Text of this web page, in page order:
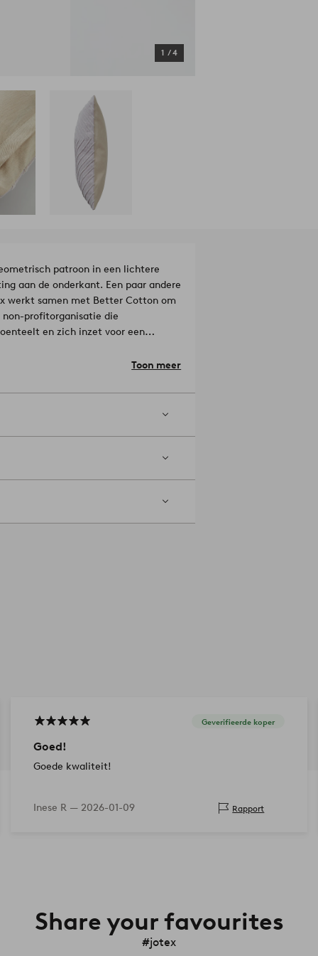
1 /4
patroon in een lichtere
aan de onderkant. Een paar andere
werkt samen met Better Cotton om
profitorganisatie die
en zich inzet voor een
Door voor onze katoenen
tot het eindproduct.
Toon meer
Geverifieerde koper
Goed!
Goede kwaliteit!
Inese R — 2026-01-09 Rapport
Share your favourites
#jotex